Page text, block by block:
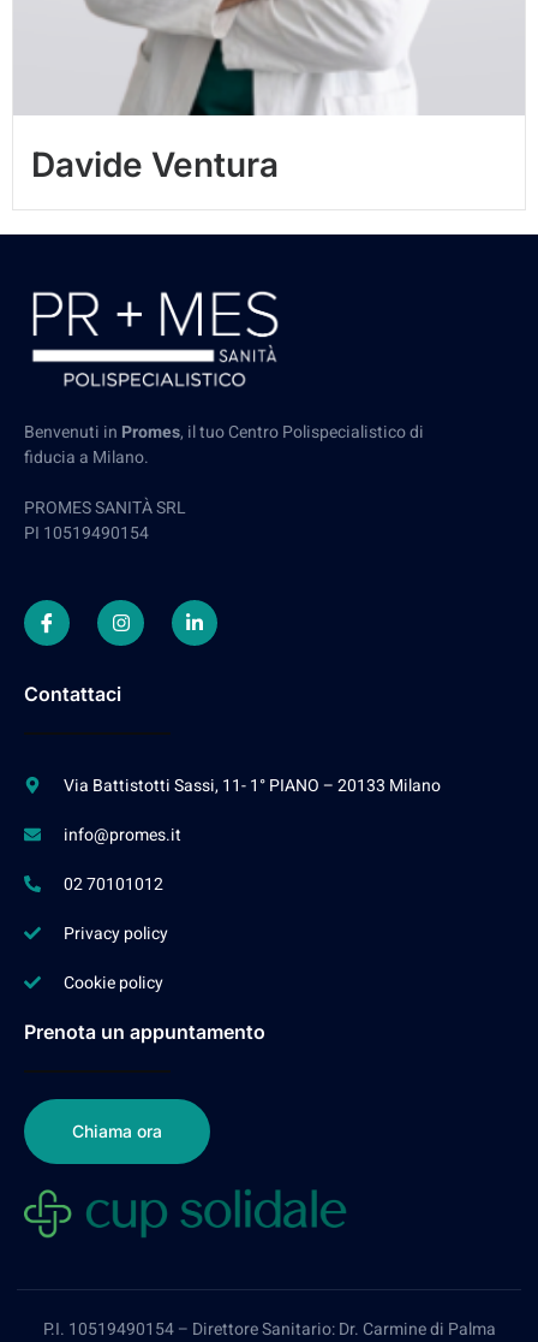
Davide Ventura
Benvenuti in Promes, il tuo Centro Polispecialistico di
fiducia a Milano.
PROMES SANITÀ SRL
PI 10519490154
Contattaci
Via Battistotti Sassi, 11- 1° PIANO – 20133 Milano
info@promes.it
02 70101012
Privacy policy
Cookie policy
Prenota un appuntamento
Chiama ora
P.I. 10519490154 – Direttore Sanitario: Dr. Carmine di Palma